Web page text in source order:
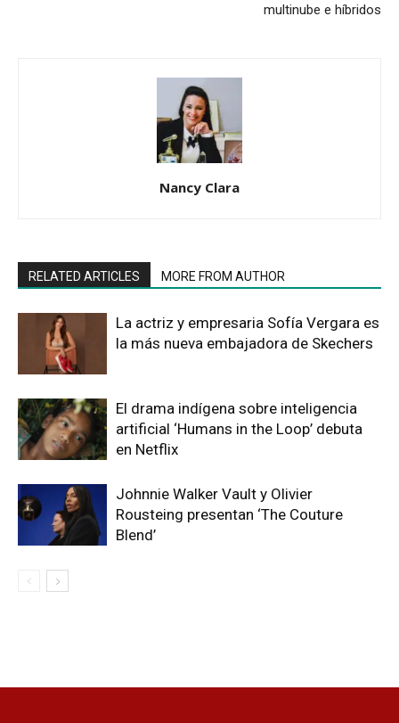
multinube e híbridos
Nancy Clara
RELATED ARTICLES MORE FROM AUTHOR
La actriz y empresaria Sofía Vergara es
la más nueva embajadora de Skechers
El drama indígena sobre inteligencia
artificial ‘Humans in the Loop’ debuta
en Netflix
Johnnie Walker Vault y Olivier
Rousteing presentan ‘The Couture
Blend’